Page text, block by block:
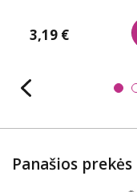
3,19 €
Panašios prekės